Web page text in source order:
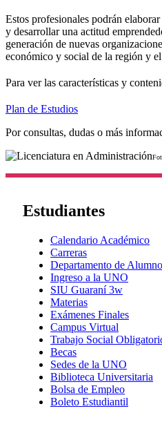
Estos profesionales podrán
y desarrollar una actitud
generación de nuevas
económico y social de la región y
Para ver las características y
Plan de Estudios
Por consultas, dudas o más
Estudiantes
Calendario Académico
Carreras
Departamento de
Ingreso a la UNO
SIU Guaraní 3w
Materias
Exámenes Finales
Campus Virtual
Trabajo Social
Becas
Sedes de la UNO
Biblioteca Universitaria
Bolsa de Empleo
Boleto Estudiantil